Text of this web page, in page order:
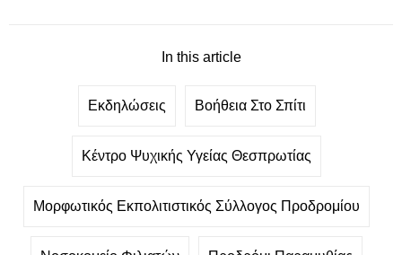
In this article
Εκδηλώσεις Βοήθεια Στο Σπίτι
Κέντρο Ψυχικής Υγείας Θεσπρωτίας
Μορφωτικός Εκπολιτιστικός Σύλλογος Προδρομίου